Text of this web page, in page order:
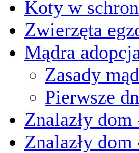
Koty w
Zwierzęta
Mądra
Zasady
Pierwsze
Znalazły dom
Znalazły